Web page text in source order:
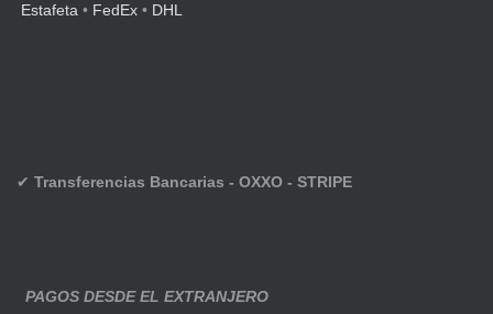
Estafeta • FedEx • DHL
✔ Transferencias Bancarias - OXXO - STRIPE
PAGOS DESDE EL EXTRANJERO